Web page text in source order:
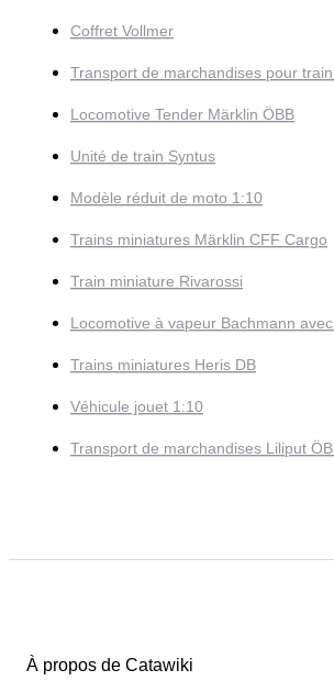
Coffret Vollmer
Transport de marchandises pour
Locomotive Tender Märklin ÖBB
Unité de train Syntus
Modèle réduit de moto 1:10
Trains miniatures Märklin CFF Cargo
Train miniature Rivarossi
Locomotive à vapeur Bachmann
Trains miniatures Heris DB
Véhicule jouet 1:10
Transport de marchandises Liliput
À propos de Catawiki